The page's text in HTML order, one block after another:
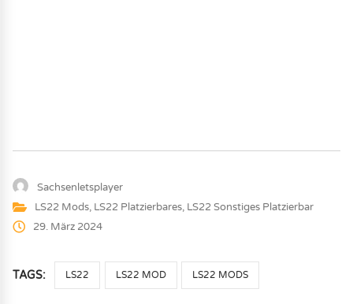
Sachsenletsplayer
LS22 Mods, LS22 Platzierbares, LS22 Sonstiges Platzierbar
29. März 2024
TAGS: LS22 LS22 MOD LS22 MODS